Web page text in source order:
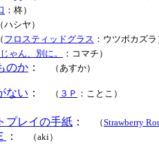
：柊）
（ハシヤ）
（ フロスティッドグラス ：ウツボカズラ
ゃん、別に。 ：コマチ）
のか ： （あすか）
ない ： （ ３Ｐ ：ことこ）
プレイの手紙 ： （Strawberry
： （aki）